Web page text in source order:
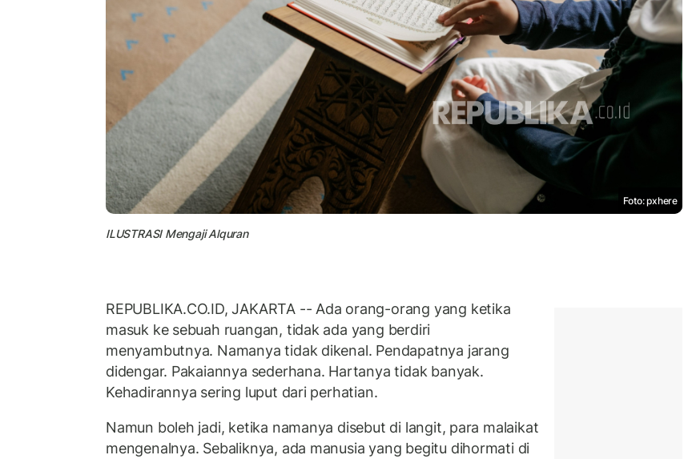
Foto: pxhere
ILUSTRASI Mengaji Alquran
REPUBLIKA.CO.ID, JAKARTA -- Ada orang-orang yang ketika
masuk ke sebuah ruangan, tidak ada yang berdiri
menyambutnya. Namanya tidak dikenal. Pendapatnya jarang
didengar. Pakaiannya sederhana. Hartanya tidak banyak.
Kehadirannya sering luput dari perhatian.
Namun boleh jadi, ketika namanya disebut di langit, para malaikat
mengenalnya. Sebaliknya, ada manusia yang begitu dihormati di